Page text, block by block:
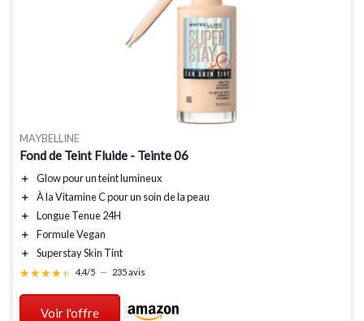
MAYBELLINE
Fond de Teint Fluide - Teinte 06
＋ Glowpour un teint lumineux
＋
À la Vitamine Cpour un soin de la peau
＋
Longue Tenue24H
＋
Formule Vegan
＋
SuperstaySkin Tint
★★★★★
★★★★★ 4,4/5 — 235 avis
Voir l'offre